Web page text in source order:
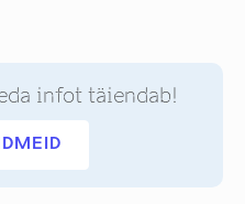
infot täiendab!